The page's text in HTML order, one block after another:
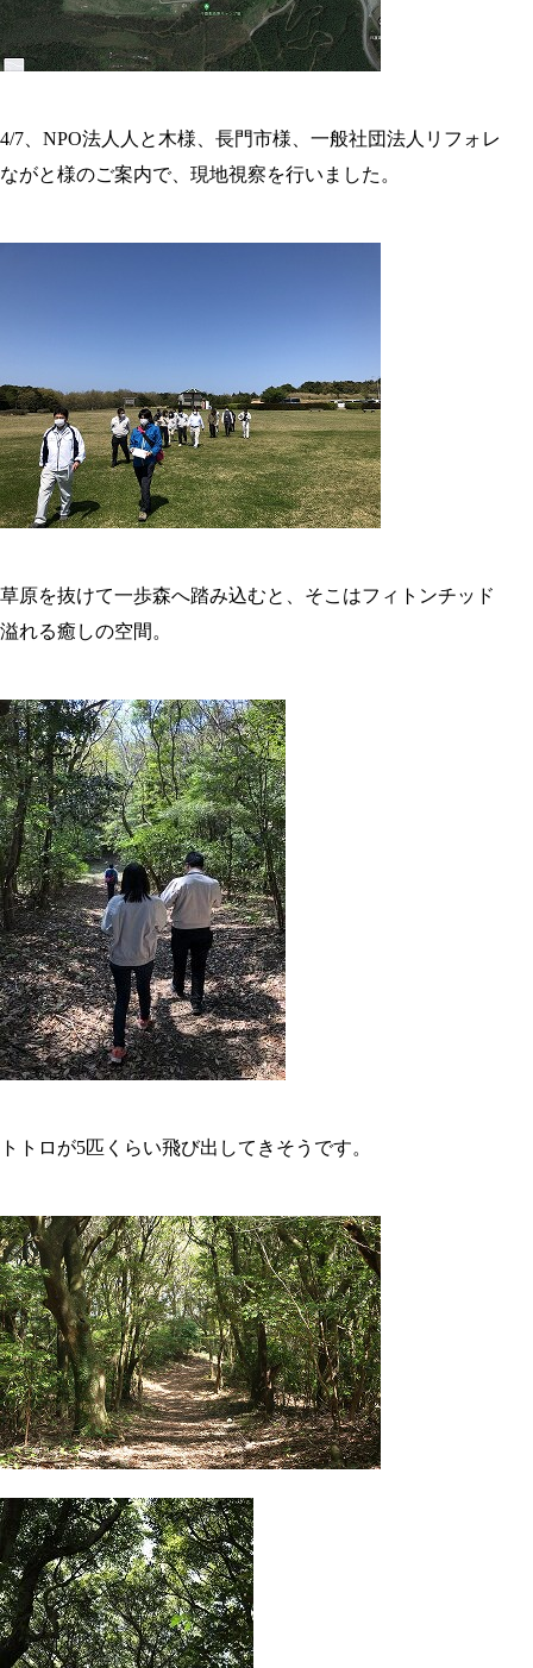
4/7、NPO法人人と木様、長門市様、一般社団法人リフォレ
ながと様のご案内で、現地視察を行いました。
草原を抜けて一歩森へ踏み込むと、そこはフィトンチッド
溢れる癒しの空間。
トトロが5匹くらい飛び出してきそうです。